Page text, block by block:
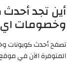
أين تجد
وخصومات
تصفح أحدث كوبونات
المتوفرة الآن في